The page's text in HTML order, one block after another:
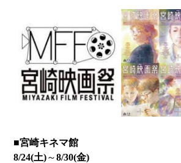
■宮崎キネマ館
8/24(土)～8/30(金)